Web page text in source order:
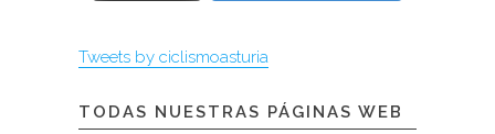
Tweets by ciclismoasturia
TODAS NUESTRAS PÁGINAS WEB